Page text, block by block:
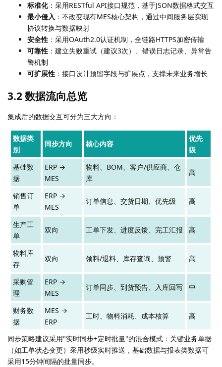
标准化：采用RESTful API接口规范，基于JSON数据格式交互
最小侵入 ：不改变现有MES核心架构，通过中间服务层实现
协议转换与数据映射
安全性 ：采用OAuth2.0认证机制，全链路HTTPS加密传输
可靠性 ：建立失败重试（建议3次）、错误日志记录、异常告
警机制
可扩展性 ：接口设计预留字段与扩展点，支撑未来业务增长
3.2 数据流向总览
集成后的数据交互可分为三大方向：
数据类
别
同步方向 核心内容
优先
级
基础数
据
ERP →
MES
物料、BOM、客户/供应商、仓
库
高
销售订
单
ERP →
MES
订单信息、交货日期、优先级 高
生产工
单
双向 工单下发、进度反馈、完工汇报 高
物料库
存
双向 领料/退料、库存查询、预警 高
采购管
理
ERP →
MES
订单同步、到货预告、入库回写 中
财务数
据
MES →
ERP
工时、物料消耗、成本核算 高
同步策略建议采用"实时同步+定时批量"的混合模式：关键业务单据
（如工单状态变更）采用秒级实时推送，基础数据与报表类数据可
采用15分钟间隔的批量同步。